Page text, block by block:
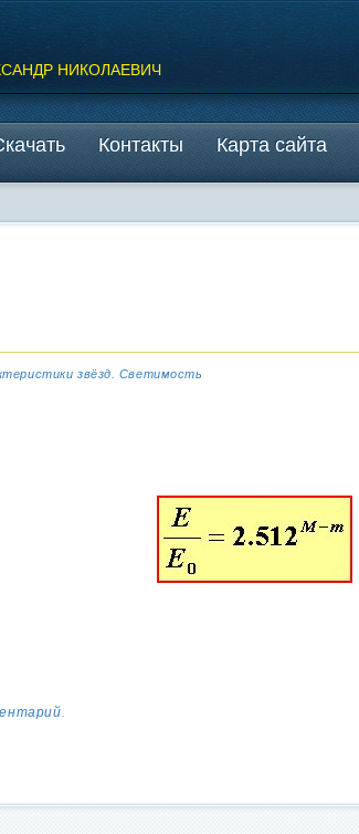
НИКОЛАЕВИЧ
Контакты Карта сайта
звёзд. Светимость
.